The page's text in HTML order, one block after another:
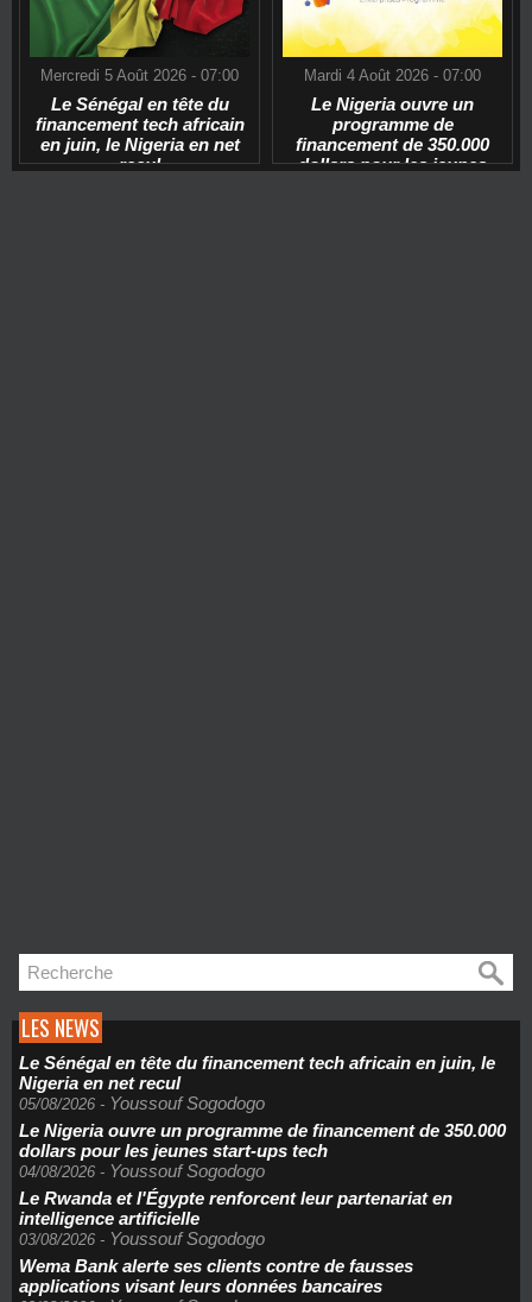
Mercredi 5 Août 2026 - 07:00
Le Sénégal en tête du
financement tech africain
en juin, le Nigeria en net
recul
Mardi 4 Août 2026 - 07:00
Le Nigeria ouvre un
programme de
financement de 350.000
dollars pour les jeunes
LES NEWS
Le Sénégal en tête du financement tech africain en juin, le
Nigeria en net recul
05/08/2026 - Youssouf Sogodogo
Le Nigeria ouvre un programme de financement de 350.000
dollars pour les jeunes start-ups tech
04/08/2026 - Youssouf Sogodogo
Le Rwanda et l'Égypte renforcent leur partenariat en
intelligence artificielle
03/08/2026 - Youssouf Sogodogo
Wema Bank alerte ses clients contre de fausses
applications visant leurs données bancaires